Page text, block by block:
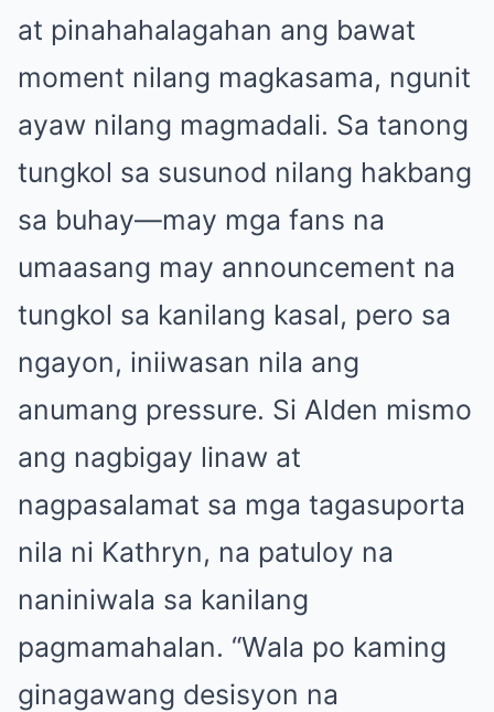
at pinahahalagahan ang bawat
moment nilang magkasama, ngunit
ayaw nilang magmadali. Sa tanong
tungkol sa susunod nilang hakbang
sa buhay—may mga fans na
umaasang may announcement na
tungkol sa kanilang kasal, pero sa
ngayon, iniiwasan nila ang
anumang pressure. Si Alden mismo
ang nagbigay linaw at
nagpasalamat sa mga tagasuporta
nila ni Kathryn, na patuloy na
naniniwala sa kanilang
pagmamahalan. “Wala po kaming
ginagawang desisyon na